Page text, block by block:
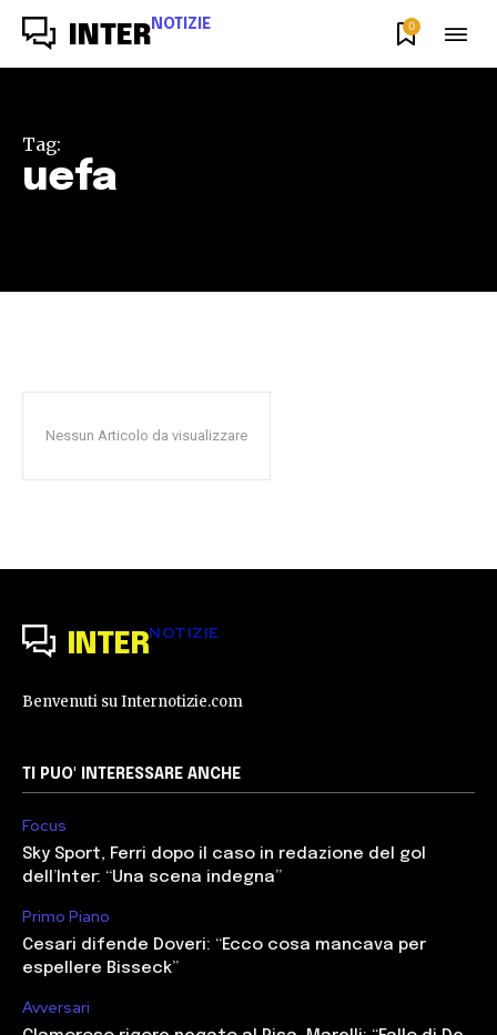
INTER NOTIZIE 0
Tag:
uefa
Nessun Articolo da visualizzare
INTERNOTIZIE
Benvenuti su Internotizie.com
TI PUO' INTERESSARE ANCHE
Focus
Sky Sport, Ferri dopo il caso in redazione del gol
dell’Inter: “Una scena indegna”
Primo Piano
Cesari difende Doveri: “Ecco cosa mancava per
espellere Bisseck”
Avversari